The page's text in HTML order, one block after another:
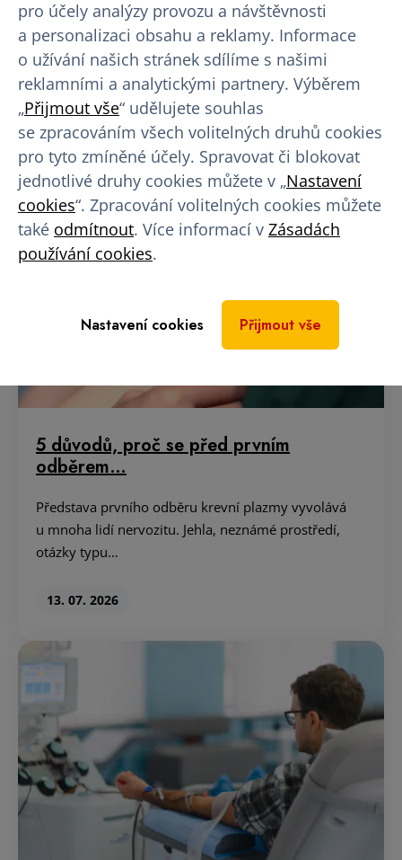
Vyrazte za svými letními zážitky s dobrým pocitem
a navíc i novými slunečními brýlemi!
17. 07. 2026
5 důvodů, proč se před prvním
odběrem…
Představa prvního odběru krevní plazmy vyvolává
u mnoha lidí nervozitu. Jehla, neznámé prostředí,
otázky typu…
13. 07. 2026
pro účely analýzy provozu a návštěvnosti
a personalizaci obsahu a reklamy. Informace
o užívání našich stránek sdílíme s našimi
reklamními a analytickými partnery. Výběrem
„Přijmout vše“ udělujete souhlas
se zpracováním všech volitelných druhů cookies
pro tyto zmíněné účely. Spravovat či blokovat
jednotlivé druhy cookies můžete v „Nastavení
cookies“. Zpracování volitelných cookies můžete
také odmítnout. Více informací v Zásadách
používání cookies.
Nastavení cookies Přijmout vše